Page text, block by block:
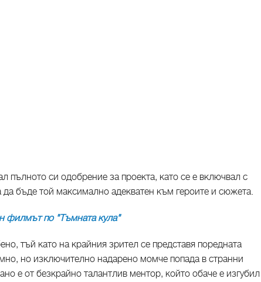
пълното си одобрение за проекта, като се е включвал с
бъде той максимално адекватен към героите и сюжета.
филмът по "Тъмната кула"
тъй като на крайния зрител се представя поредната
но изключително надарено момче попада в странни
е от безкрайно талантлив ментор, който обаче е изгубил